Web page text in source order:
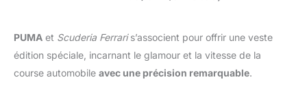
PUMA et Scuderia Ferraris’associent pour offrir une veste
édition spéciale, incarnant le glamour et la vitesse de la
course automobile avec une précision remarquable.